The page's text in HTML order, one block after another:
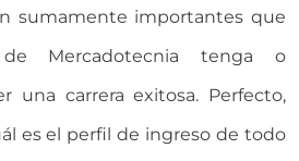
sumamente importantes que
Mercadotecnia tenga o
una carrera exitosa. Perfecto,
es el perfil de ingreso de todo